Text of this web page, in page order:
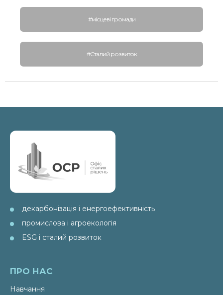
#місцеві громади
#Сталий розвиток
декарбонізація і енергоефективність
промислова і агроекологія
ESG і сталий розвиток
ПРО НАС
Навчання